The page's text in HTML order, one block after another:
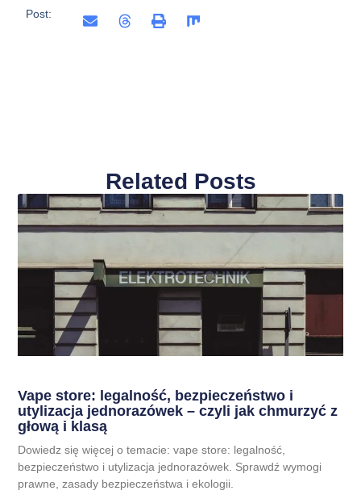
Post:
Related Posts
Vape store: legalność, bezpieczeństwo i
utylizacja jednorazówek – czyli jak chmurzyć z
głową i klasą
Dowiedz się więcej o temacie: vape store: legalność,
bezpieczeństwo i utylizacja jednorazówek. Sprawdź wymogi
prawne, zasady bezpieczeństwa i ekologii.